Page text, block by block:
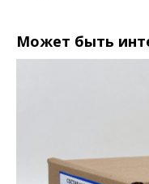
Может быть